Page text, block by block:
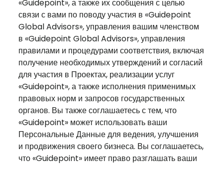
«Guidepoint», а также их сообщения с целью
связи с вами по поводу участия в «Guidepoint
Global Advisors», управления вашим членством
в «Guidepoint Global Advisors», управления
правилами и процедурами соответствия, включая
получение необходимых утверждений и согласий
для участия в Проектах, реализации услуг
«Guidepoint», а также исполнения применимых
правовых норм и запросов государственных
органов. Вы также соглашаетесь с тем, что
«Guidepoint» может использовать ваши
Персональные Данные для ведения, улучшения
и продвижения своего бизнеса. Вы соглашаетесь,
что «Guidepoint» имеет право разглашать ваши